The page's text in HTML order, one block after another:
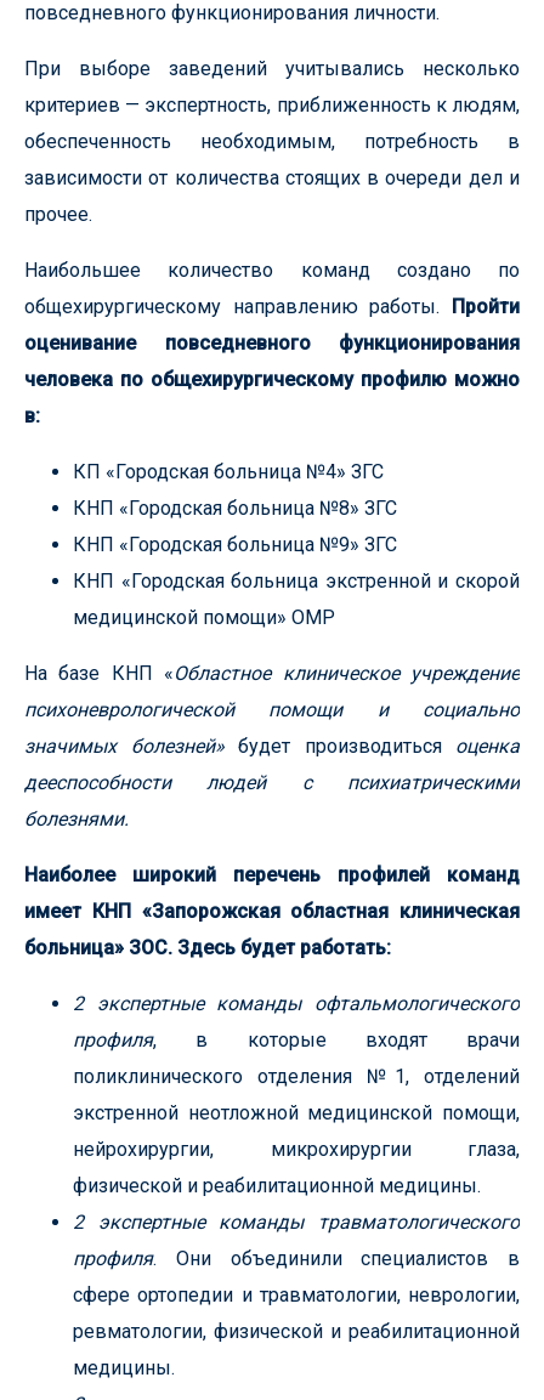
повседневного функционирования личности.
При выборе заведений учитывались несколько
критериев — экспертность, приближенность к людям,
обеспеченность необходимым, потребность в
зависимости от количества стоящих в очереди дел и
прочее.
Наибольшее количество команд создано по
общехирургическому направлению работы. Пройти
оценивание повседневного функционирования
человека по общехирургическому профилю можно
в:
КП «Городская больница №4» ЗГС
КНП «Городская больница №8» ЗГС
КНП «Городская больница №9» ЗГС
КНП «Городская больница экстренной и скорой
медицинской помощи» ОМР
На базе КНП «Областное клиническое учреждение
психоневрологической помощи и социально
значимых болезней»будет производиться оценка
дееспособности людей с психиатрическими
болезнями.
Наиболее широкий перечень профилей команд
имеет КНП «Запорожская областная клиническая
больница» ЗОС. Здесь будет работать:
2 экспертные команды офтальмологического
профиля, в которые входят врачи
поликлинического отделения №1, отделений
экстренной неотложной медицинской помощи,
нейрохирургии, микрохирургии глаза,
физической и реабилитационной медицины.
2 экспертные команды травматологического
профиля. Они объединили специалистов в
сфере ортопедии и травматологии, неврологии,
ревматологии, физической и реабилитационной
медицины.